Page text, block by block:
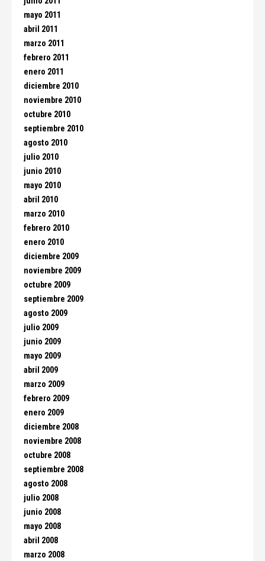
mayo 2011
abril 2011
marzo 2011
febrero 2011
enero 2011
diciembre 2010
noviembre 2010
octubre 2010
septiembre 2010
agosto 2010
julio 2010
junio 2010
mayo 2010
abril 2010
marzo 2010
febrero 2010
enero 2010
diciembre 2009
noviembre 2009
octubre 2009
septiembre 2009
agosto 2009
julio 2009
junio 2009
mayo 2009
abril 2009
marzo 2009
febrero 2009
enero 2009
diciembre 2008
noviembre 2008
octubre 2008
septiembre 2008
agosto 2008
julio 2008
junio 2008
mayo 2008
abril 2008
marzo 2008